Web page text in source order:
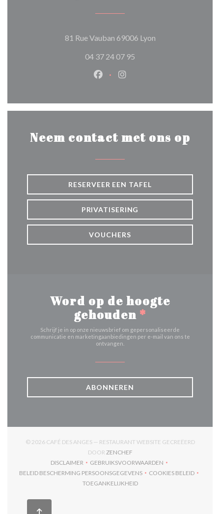
81 Rue Vauban 69006 Lyon((opent in een
04 37 24 07 95
Facebook ((opent in een nieuw
Instagram ((opent in een
Neem contact met ons op
RESERVEER EEN TAFEL
PRIVATISERING
VOUCHERS
Word op de hoogte
gehouden *
Schrijf je in op onze nieuwsbrief om gepersonaliseerde
communicatie en marketingaanbiedingen per e-mail van ons te
ontvangen.
ABONNEREN
© 2026 CAFÉ DES ANGES — RESTAURANT WEBSITE GECREËERD
DOOR ZENCHEF((OPENT IN EEN NIEUW
DISCLAIMER
((OPENT IN EEN NIEUW VENSTER))
GEBRUIKSVOORWAARDEN
((OPENT IN EEN NIEUW
BELEID BESCHERMING PERSOONSGEGEVENS
((OPENT IN EEN NIEUW VENSTER))
COOKIES BELEID
((OPENT IN EEN
TOEGANKELIJKHEID
((OPENT IN EEN NIEUW VENSTER))